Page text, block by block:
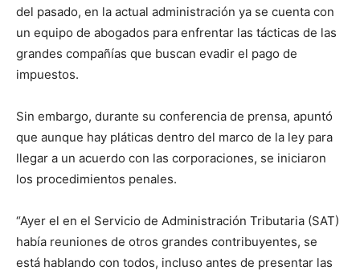
del pasado, en la actual administración ya se cuenta con
un equipo de abogados para enfrentar las tácticas de las
grandes compañías que buscan evadir el pago de
impuestos.
Sin embargo, durante su conferencia de prensa, apuntó
que aunque hay pláticas dentro del marco de la ley para
llegar a un acuerdo con las corporaciones, se iniciaron
los procedimientos penales.
“Ayer el en el Servicio de Administración Tributaria (SAT)
había reuniones de otros grandes contribuyentes, se
está hablando con todos, incluso antes de presentar las